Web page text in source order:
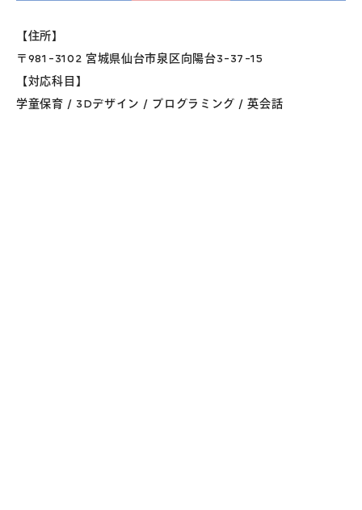
【住所】
〒981-3102 宮城県仙台市泉区向陽台3-37-15
【対応科目】
学童保育 / 3Dデザイン / プログラミング / 英会話